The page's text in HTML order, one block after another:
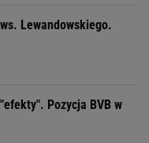
Lewandowskiego.
Pozycja BVB w